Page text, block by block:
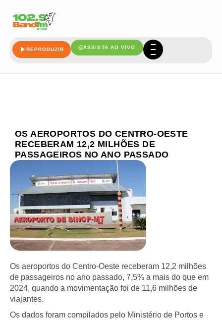
REPRODUZIR ASSISTA AO VIVO
OS AEROPORTOS DO CENTRO-OESTE
RECEBERAM 12,2 MILHÕES DE
PASSAGEIROS NO ANO PASSADO
Os aeroportos do Centro-Oeste receberam 12,2 milhões
de passageiros no ano passado, 7,5% a mais do que em
2024, quando a movimentação foi de 11,6 milhões de
viajantes.
Os dados foram compilados pelo Ministério de Portos e